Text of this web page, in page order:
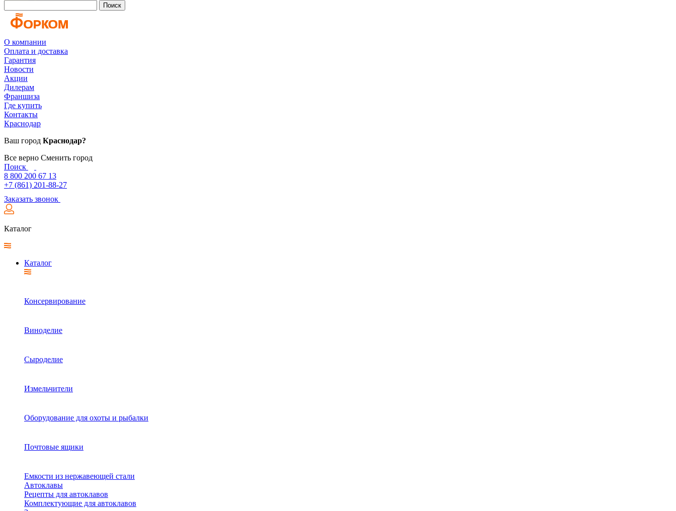
Поиск
О компании
Оплата и доставка
Гарантия
Новости
Акции
Дилерам
Франшиза
Где купить
Контакты
Краснодар
Ваш город Краснодар?
Все верно Сменить город
Поиск
8 800 200 67 13
+7 (861) 201-88-27
Заказать звонок
Каталог
Каталог
Консервирование
Виноделие
Сыроделие
Измельчители
Оборудование для охоты и рыбалки
Почтовые ящики
Емкости из нержавеющей стали
Автоклавы
Рецепты для автоклавов
Комплектующие для автоклавов